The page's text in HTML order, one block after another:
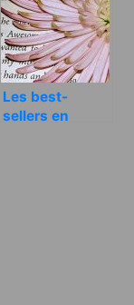
Les best-
sellers en